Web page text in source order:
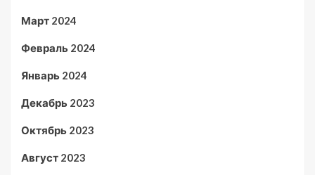
Март 2024
Февраль 2024
Январь 2024
Декабрь 2023
Октябрь 2023
Август 2023